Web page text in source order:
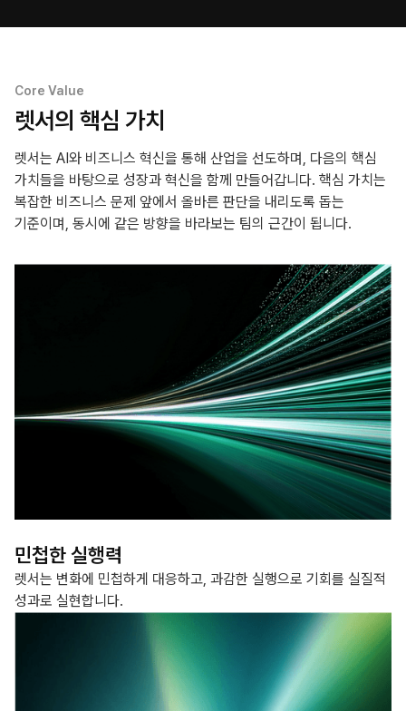
Core Value
렛서의 핵심 가치
렛서는 AI와 비즈니스 혁신을 통해 산업을 선도하며, 다음의 핵심
가치들을 바탕으로 성장과 혁신을 함께 만들어갑니다. 핵심 가치는
복잡한 비즈니스 문제 앞에서 올바른 판단을 내리도록 돕는
기준이며, 동시에 같은 방향을 바라보는 팀의 근간이 됩니다.
민첩한 실행력
렛서는 변화에 민첩하게 대응하고, 과감한 실행으로 기회를 실질적
성과로 실현합니다.